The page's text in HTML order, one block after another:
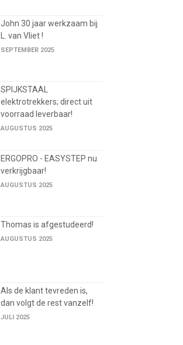
John 30 jaar werkzaam bij
L. van Vliet !
SEPTEMBER 2025
SPIJKSTAAL
elektrotrekkers; direct uit
voorraad leverbaar!
AUGUSTUS 2025
ERGOPRO - EASYSTEP nu
verkrijgbaar!
AUGUSTUS 2025
Thomas is afgestudeerd!
AUGUSTUS 2025
Als de klant tevreden is,
dan volgt de rest vanzelf!
JULI 2025